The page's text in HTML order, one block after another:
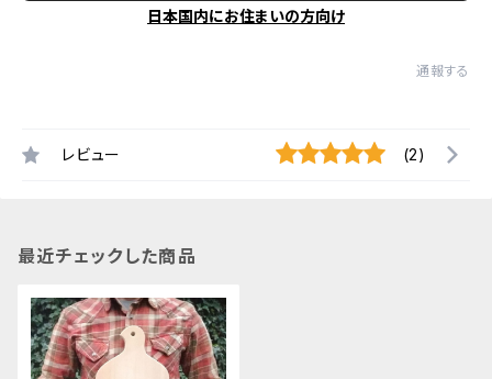
日本国内にお住まいの方向け
通報する
レビュー (2)
最近チェックした商品